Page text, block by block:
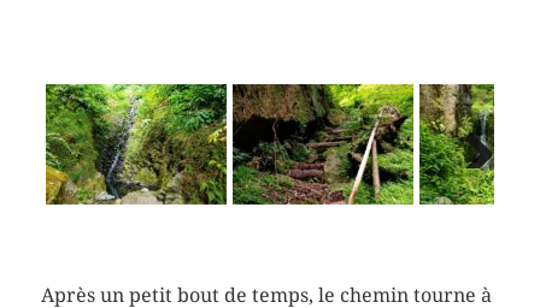
Après un petit bout de temps, le chemin tourne à